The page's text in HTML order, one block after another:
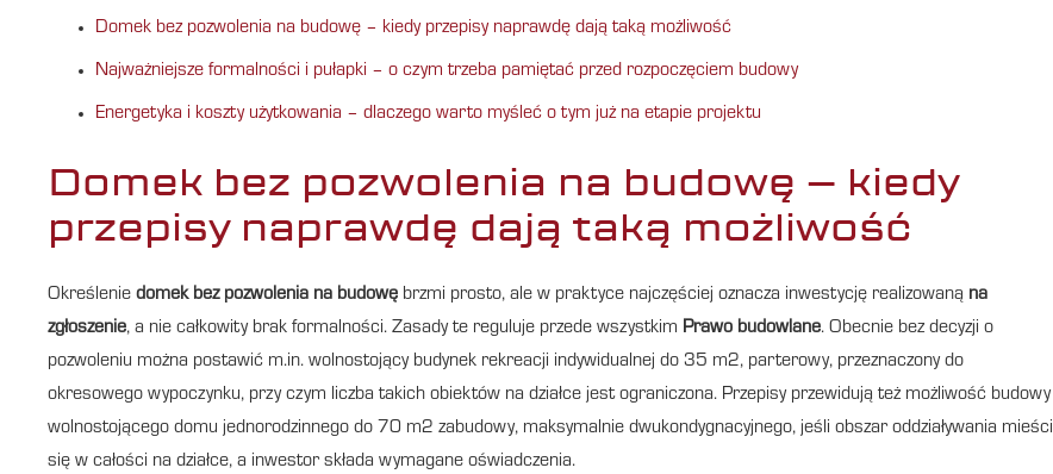
Domek bez pozwolenia na budowę – kiedy przepisy naprawdę dają taką możliwość
Najważniejsze formalności i pułapki – o czym trzeba pamiętać przed rozpoczęciem budowy
Energetyka i koszty użytkowania – dlaczego warto myśleć o tym już na etapie projektu
Domek bez pozwolenia na budowę – kiedy
przepisy naprawdę dają taką możliwość
Określenie domek bez pozwolenia na budowę brzmi prosto, ale w praktyce najczęściej oznacza inwestycję realizowaną na
zgłoszenie, a nie całkowity brak formalności. Zasady te reguluje przede wszystkim Prawo budowlane. Obecnie bez decyzji o
pozwoleniu można postawić m.in. wolnostojący budynek rekreacji indywidualnej do 35 m2, parterowy, przeznaczony do
okresowego wypoczynku, przy czym liczba takich obiektów na działce jest ograniczona. Przepisy przewidują też możliwość budowy
wolnostojącego domu jednorodzinnego do 70 m2 zabudowy, maksymalnie dwukondygnacyjnego, jeśli obszar oddziaływania mieści
się w całości na działce, a inwestor składa wymagane oświadczenia.